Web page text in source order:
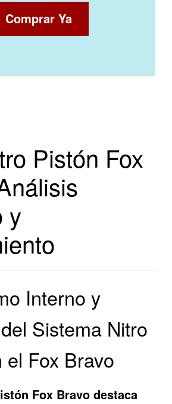
Comprar Ya
Pistón Fox
y
Interno y
Sistema Nitro
el Fox Bravo
Fox Bravo destaca